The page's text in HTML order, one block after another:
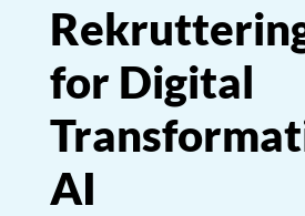
for Digital
AI